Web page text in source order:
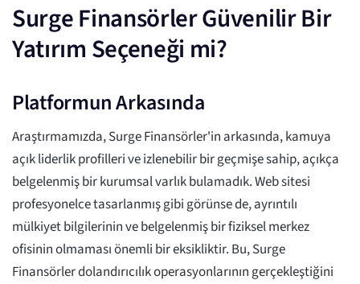
Surge Finansörler Güvenilir Bir
Yatırım Seçeneği mi?
Platformun Arkasında
Araştırmamızda, Surge Finansörler'in arkasında, kamuya
açık liderlik profilleri ve izlenebilir bir geçmişe sahip, açıkça
belgelenmiş bir kurumsal varlık bulamadık. Web sitesi
profesyonelce tasarlanmış gibi görünse de, ayrıntılı
mülkiyet bilgilerinin ve belgelenmiş bir fiziksel merkez
ofisinin olmaması önemli bir eksikliktir. Bu, Surge
Finansörler dolandırıcılık operasyonlarının gerçekleştiğini